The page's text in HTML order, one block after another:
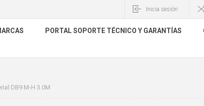
Inicia sesión
PORTAL SOPORTE TÉCNICO Y GARANTÍAS
DB9 M-H 3.0M